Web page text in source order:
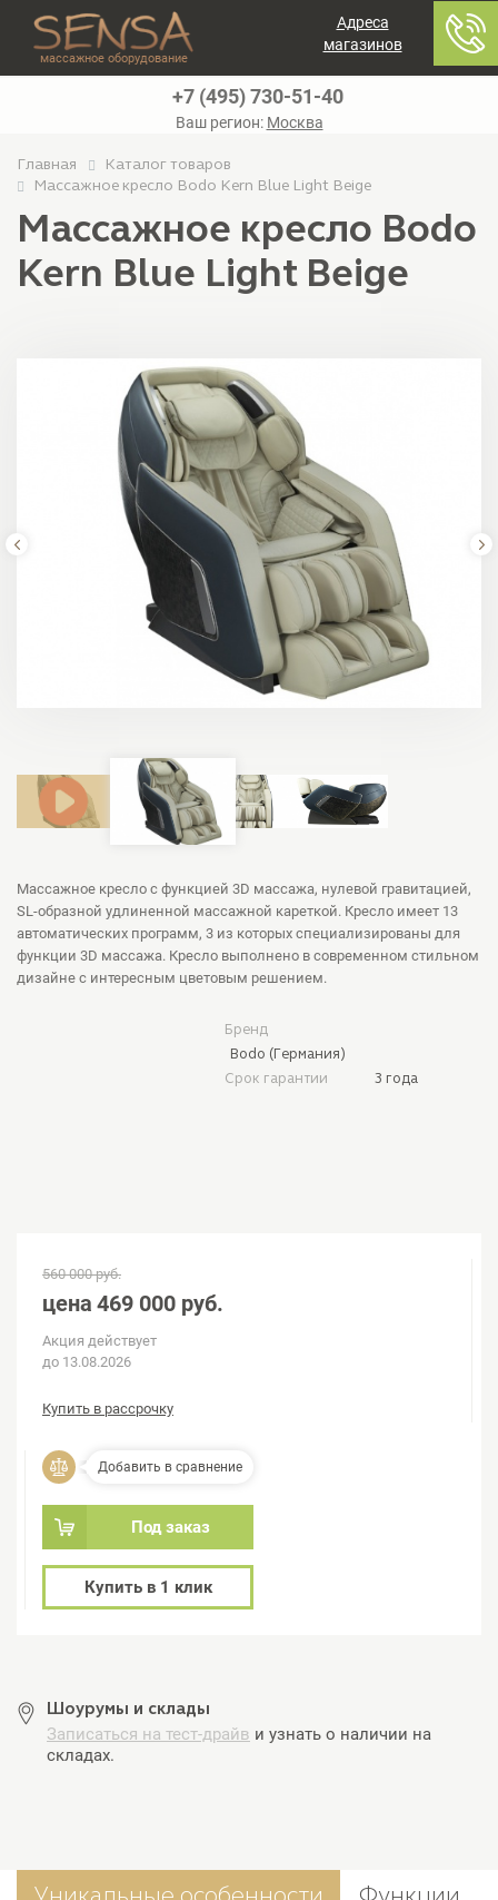
массажное оборудование
Адреса
магазинов
+7 (495) 730-51-40
Ваш регион: Москва
Главная
Каталог товаров
Массажное кресло Bodo Kern Blue Light Beige
Массажное кресло Bodo
Kern Blue Light Beige
Массажное кресло с функцией 3D массажа, нулевой гравитацией,
SL-образной удлиненной массажной кареткой. Кресло имеет 13
автоматических программ, 3 из которых специализированы для
функции 3D массажа. Кресло выполнено в современном стильном
дизайне с интересным цветовым решением.
Бренд
Bodo (Германия)
Срок гарантии
3 года
560 000 руб.
цена 469 000 руб.
Акция действует
до 13.08.2026
Купить в рассрочку
Добавить в сравнение
Под заказ
Купить в 1 клик
Шоурумы и склады
Записаться на тест-драйв и узнать о наличии на
складах.